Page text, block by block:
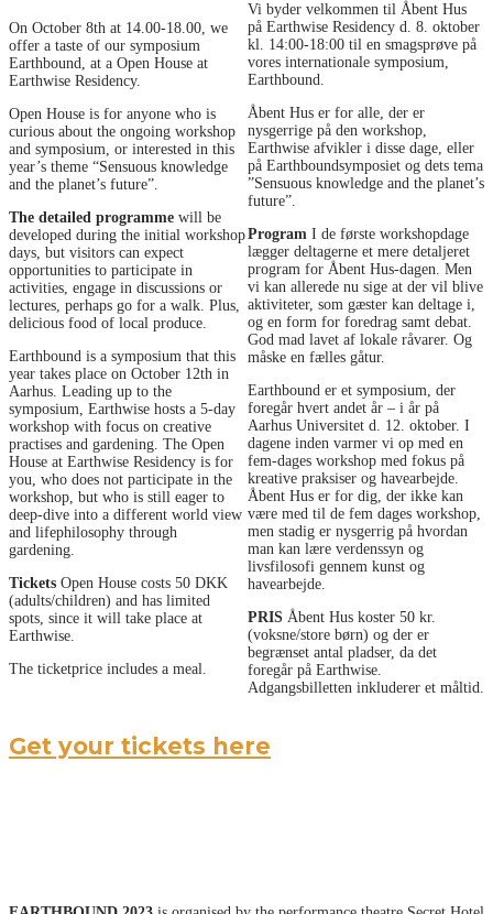
On October 8th at 14.00-18.00, we
offer a taste of our symposium
Earthbound, at a Open House at
Earthwise Residency.
Open House is for anyone who is
curious about the ongoing workshop
and symposium, or interested in this
year’s theme “Sensuous knowledge
and the planet’s future”.
The detailed programme will be
developed during the initial workshop
days, but visitors can expect
opportunities to participate in
activities, engage in discussions or
lectures, perhaps go for a walk. Plus,
delicious food of local produce.
Earthbound is a symposium that this
year takes place on October 12th in
Aarhus. Leading up to the
symposium, Earthwise hosts a 5-day
workshop with focus on creative
practises and gardening. The Open
House at Earthwise Residency is for
you, who does not participate in the
workshop, but who is still eager to
deep-dive into a different world view
and lifephilosophy through
gardening.
Tickets Open House costs 50 DKK
(adults/children) and has limited
spots, since it will take place at
Earthwise.
The ticketprice includes a meal.
Vi byder velkommen til Åbent Hus
på Earthwise Residency d. 8. oktober
kl. 14:00-18:00 til en smagsprøve på
vores internationale symposium,
Earthbound.
Åbent Hus er for alle, der er
nysgerrige på den workshop,
Earthwise afvikler i disse dage, eller
på Earthboundsymposiet og dets tema
”Sensuous knowledge and the planet’s
future”.
Program I de første workshopdage
lægger deltagerne et mere detaljeret
program for Åbent Hus-dagen. Men
vi kan allerede nu sige at der vil blive
aktiviteter, som gæster kan deltage i,
og en form for foredrag samt debat.
God mad lavet af lokale råvarer. Og
måske en fælles gåtur.
Earthbound er et symposium, der
foregår hvert andet år – i år på
Aarhus Universitet d. 12. oktober. I
dagene inden varmer vi op med en
fem-dages workshop med fokus på
kreative praksiser og havearbejde.
Åbent Hus er for dig, der ikke kan
være med til de fem dages workshop,
men stadig er nysgerrig på hvordan
man kan lære verdenssyn og
livsfilosofi gennem kunst og
havearbejde.
PRIS Åbent Hus koster 50 kr.
(voksne/store børn) og der er
begrænset antal pladser, da det
foregår på Earthwise.
Adgangsbilletten inkluderer et måltid.
Get your tickets here